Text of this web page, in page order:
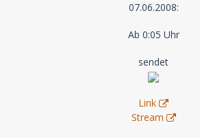
07.06.2008:
Ab 0:05 Uhr
sendet
Link
Stream